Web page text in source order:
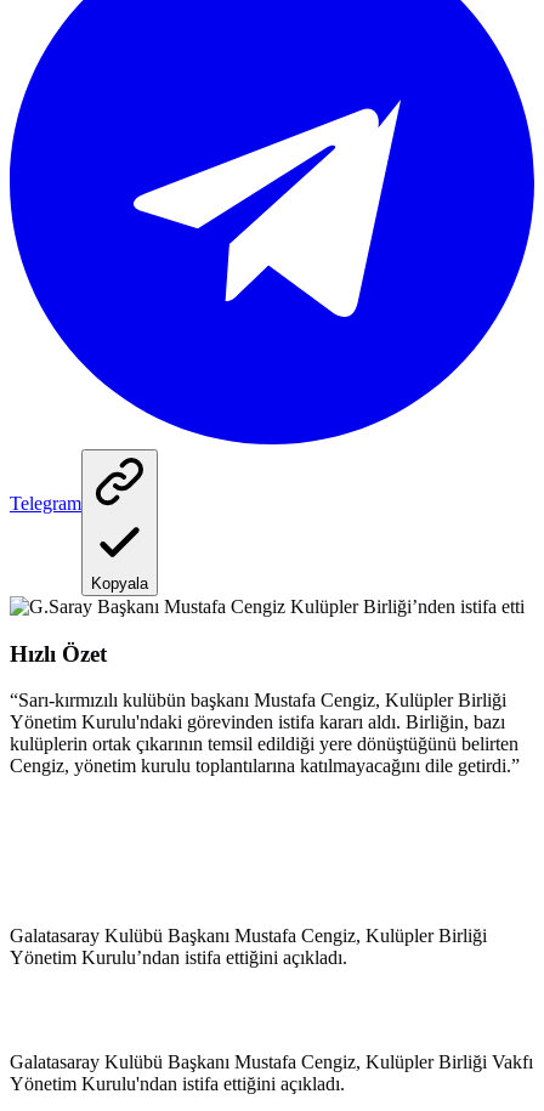
Telegram
Kopyala
Hızlı Özet
“Sarı-kırmızılı kulübün başkanı Mustafa Cengiz, Kulüpler Birliği
Yönetim Kurulu'ndaki görevinden istifa kararı aldı. Birliğin, bazı
kulüplerin ortak çıkarının temsil edildiği yere dönüştüğünü belirten
Cengiz, yönetim kurulu toplantılarına katılmayacağını dile getirdi.”
Galatasaray Kulübü Başkanı Mustafa Cengiz, Kulüpler Birliği
Yönetim Kurulu’ndan istifa ettiğini açıkladı.
Galatasaray Kulübü Başkanı Mustafa Cengiz, Kulüpler Birliği Vakfı
Yönetim Kurulu'ndan istifa ettiğini açıkladı.